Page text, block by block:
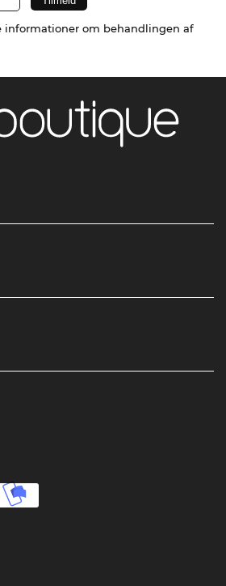
informationer om behandlingen af